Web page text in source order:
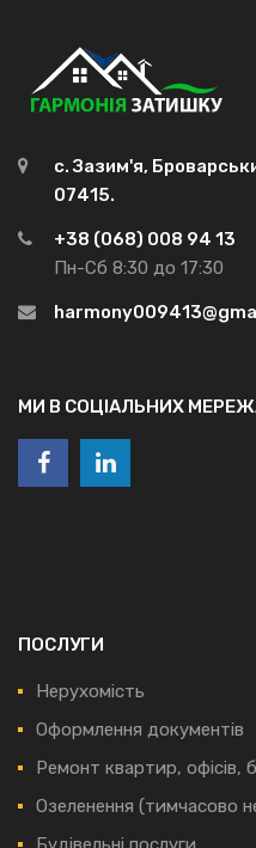
с. Зазим'я,
07415.
+38 (068) 008 94 13
Пн-Сб 8:30 до 17:30
МИ В СОЦІАЛЬНИХ
ПОСЛУГИ
Нерухомість
Оформлення документів
Ремонт квартир, офісів,
Озеленення (тимчасово